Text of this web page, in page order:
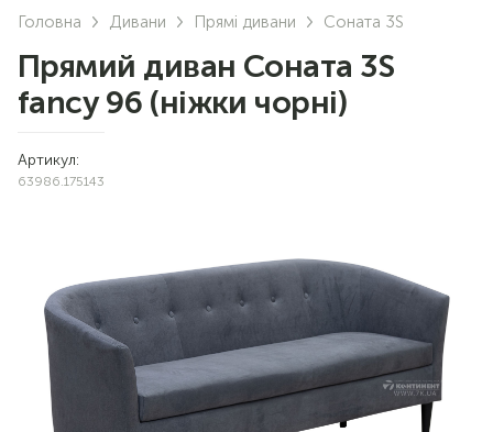
знайдено. Уточніть свій запит
Головна Дивани Прямі дивани Соната 3S
Прямий диван Соната 3S
fancy 96 (ніжки чорні)
Артикул:
63986.175143